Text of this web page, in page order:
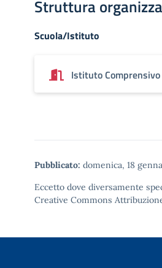
Struttura
Scuola/Istituto
Istituto
Pubblicato: domenica, 18
Eccetto dove diversamente
Creative Commons